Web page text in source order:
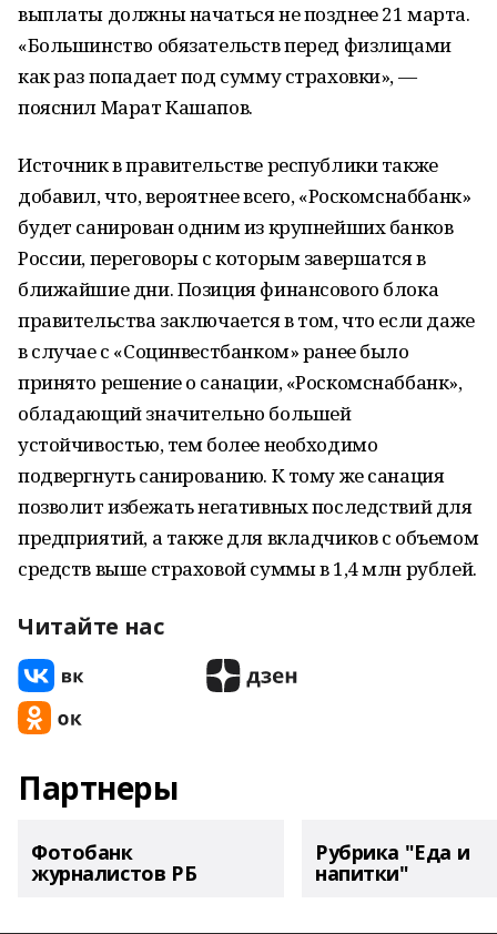
выплаты должны начаться не позднее 21 марта.
«Большинство обязательств перед физлицами
как раз попадает под сумму страховки», —
пояснил Марат Кашапов.
Источник в правительстве республики также
добавил, что, вероятнее всего, «Роскомснаббанк»
будет санирован одним из крупнейших банков
России, переговоры с которым завершатся в
ближайшие дни. Позиция финансового блока
правительства заключается в том, что если даже
в случае с «Социнвестбанком» ранее было
принято решение о санации, «Роскомснаббанк»,
обладающий значительно большей
устойчивостью, тем более необходимо
подвергнуть санированию. К тому же санация
позволит избежать негативных последствий для
предприятий, а также для вкладчиков с объемом
средств выше страховой суммы в 1,4 млн рублей.
Читайте нас
Партнеры
Фотобанк
журналистов РБ
Рубрика "Еда и
напитки"